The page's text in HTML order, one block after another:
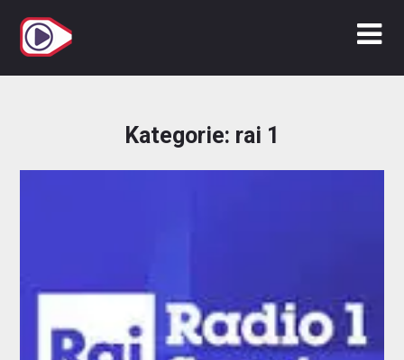
Inhalt
springen
Kategorie: rai 1